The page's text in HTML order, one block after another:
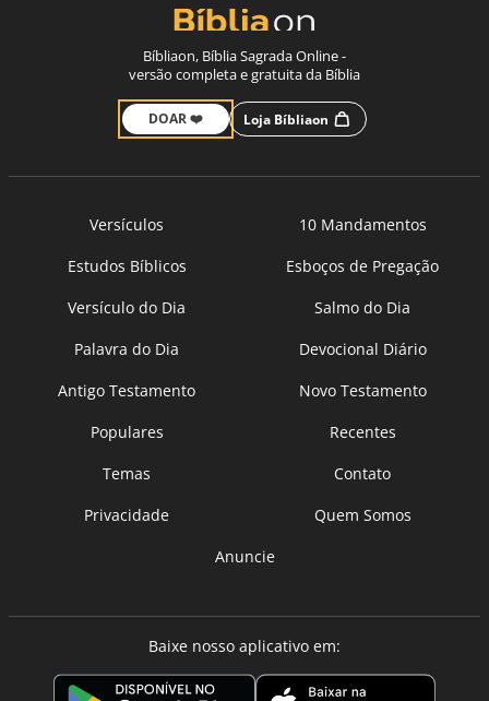
Bíbliaon, Bíblia Sagrada Online -
versão completa e gratuita da Bíblia
DOAR ❤️ Loja Bíbliaon
Versículos
10 Mandamentos
Estudos Bíblicos
Esboços de Pregação
Versículo do Dia
Salmo do Dia
Palavra do Dia
Devocional Diário
Antigo Testamento
Novo Testamento
Populares
Recentes
Temas
Contato
Privacidade
Quem Somos
Anuncie
Baixe nosso aplicativo em: